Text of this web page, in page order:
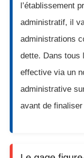
l’établissement
administratif, il
administrations
dette. Dans tous
effective via un
administrative
avant de